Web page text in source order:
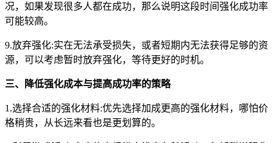
况，如果发现很多人都在成功，那么说明这段时间强化成功率
可能较高。
9.放弃强化:实在无法承受损失，或者短期内无法获得足够的资
源，可以考虑暂时放弃强化，等待更好的时机。
三、降低强化成本与提高成功率的策略
1.选择合适的强化材料:优先选择加成更高的强化材料，哪怕价
格稍贵，从长远来看也是更划算的。